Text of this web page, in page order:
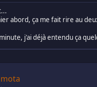
abord, ça me fait rire au
j'ai déjà entendu ça
mota